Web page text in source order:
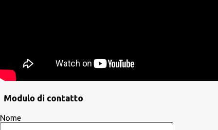
Modulo di contatto
Nome